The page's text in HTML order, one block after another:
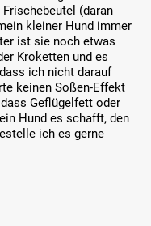
(daran
kleiner Hund immer
ist sie noch etwas
Kroketten und es
ich nicht darauf
keinen Soßen-Effekt
Geflügelfett oder
Hund es schafft, den
ich es gerne